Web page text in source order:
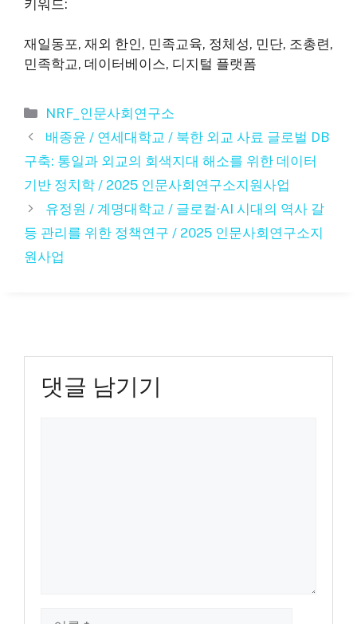
키워드:
재일동포, 재외 한인, 민족교육, 정체성, 민단, 조총련,
민족학교, 데이터베이스, 디지털 플랫폼
카
테
리
NRF_인문사회연구소
배종윤 / 연세대학교 / 북한 외교 사료 글로벌 DB
구축: 통일과 외교의 회색지대 해소를 위한 데이터
기반 정치학 / 2025 인문사회연구소지원사업
유정원 / 계명대학교 / 글로컬·AI 시대의 역사 갈
등 관리를 위한 정책연구 / 2025 인문사회연구소지
원사업
댓글 남기기